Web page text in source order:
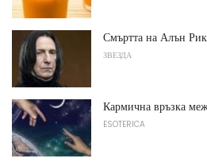
Смъртта на Алън
ЗВЕЗДА
Кармична връзка
ESOTERICA